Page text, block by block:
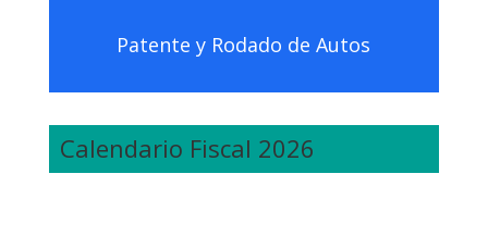
Patente y Rodado de Autos
Calendario Fiscal 2026